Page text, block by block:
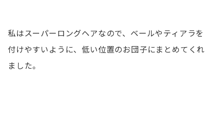
私はスーパーロングヘアなので、ベールやティアラを
付けやすいように、低い位置のお団子にまとめてくれ
ました。